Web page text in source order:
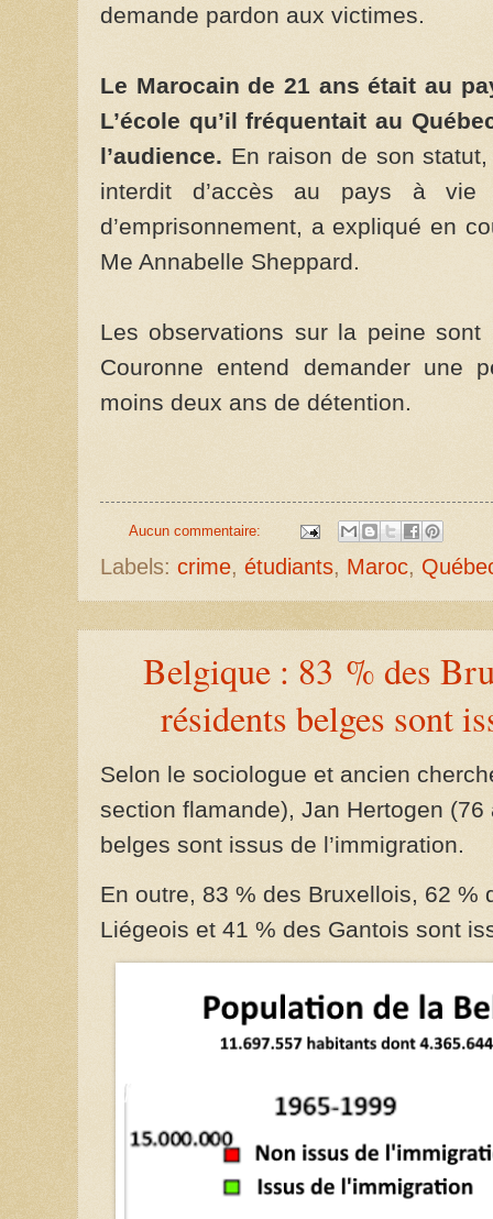
demande pardon aux victimes.
Le Marocain de 21 ans était au
L’école qu’il fréquentait au
l’audience. En raison de son
interdit d’accès au pays à
d’emprisonnement, a expliqué en
Me Annabelle Sheppard.
Les observations sur la peine
Couronne entend demander une
moins deux ans de détention.
Aucun commentaire:
Labels: crime, étudiants, Maroc,
Belgique : 83 % des
résidents belges sont
Selon le sociologue et ancien
section flamande), Jan Hertogen
belges sont issus de l’immigration.
En outre, 83 % des Bruxellois, 62 %
Liégeois et 41 % des Gantois sont